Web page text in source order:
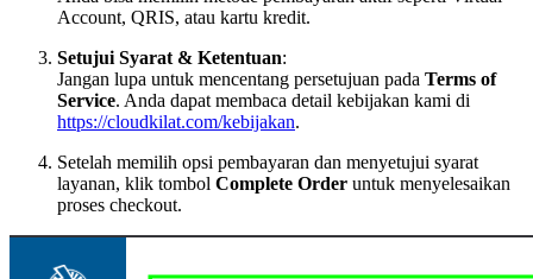
Account, QRIS, atau kartu kredit.
Setujui Syarat & Ketentuan:
Jangan lupa untuk mencentang persetujuan pada Terms of
Service. Anda dapat membaca detail kebijakan kami di
https://cloudkilat.com/kebijakan.
Setelah memilih opsi pembayaran dan menyetujui syarat
layanan, klik tombol Complete Order untuk menyelesaikan
proses checkout.